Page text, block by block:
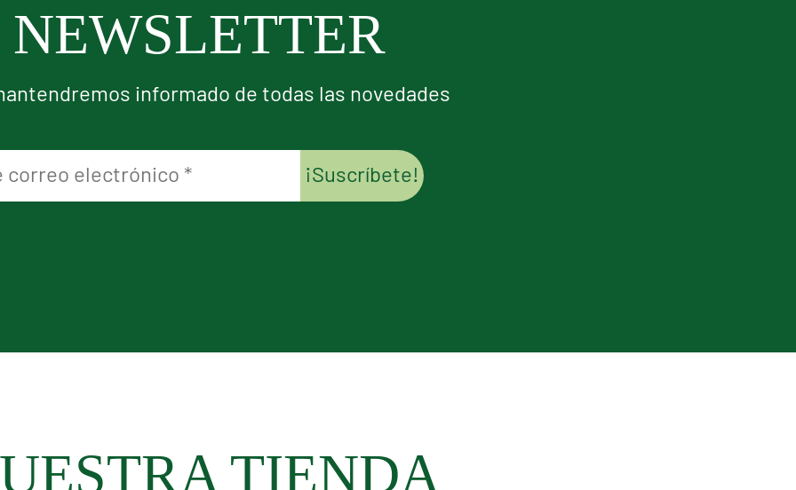
NEWSLETTER
informado de todas las novedades
TIENDA